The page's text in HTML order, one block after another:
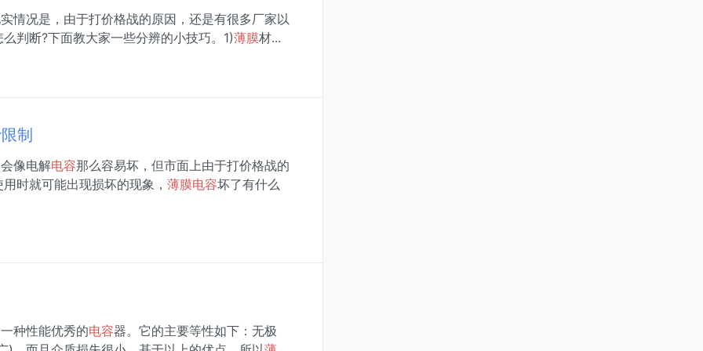
情况是，由于打价格战的原因，还是有很多厂家以
判断?下面教大家一些分辨的小技巧。1)薄膜材...
制
像电解电容那么容易坏，但市面上由于打价格战的
时就可能出现损坏的现象， 薄膜电容坏了有什么
种性能优秀的电容器。它的主要等性如下：无极